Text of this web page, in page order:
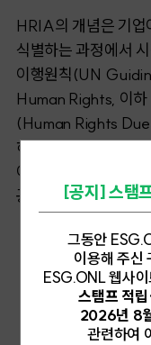
HRIA의 개념은 기업
식별하는 과정에서
이행원칙(UN
Human Rights, 이
(Human Rights
하나로 평가받는다.
아니지만 인권 존중
공식 발표했다.
[공지] 스탬
그동안
이용해 주신
ESG.ONL 웹사
스탬프 적
2026년 8
관련하여